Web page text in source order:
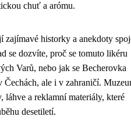
chuť a arómu.
historky a anekdoty
se dozvíte, proč se tomuto likéru
Varů, nebo jak se Becherovka
Čechách, ale i v zahraničí.
láhve a reklamní materiály, které
desetiletí.